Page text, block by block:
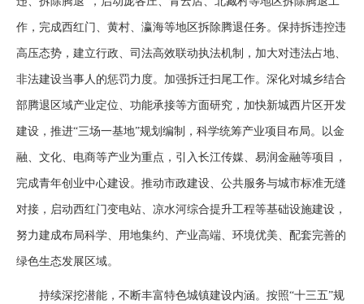
作，完成西红门、黄村、瀛海等地区拆除腾退任务。保持拆违控违
高压态势，建立行政、司法高效联动执法机制，加大对违法占地、
非法建设当事人的惩罚力度。加强拆迁扫尾工作。深化对城乡结合
部腾退区域产业定位、功能承接等方面研究，加快新城西片区开发
建设，推进“三场一基地”规划编制，科学统筹产业项目布局。以金
融、文化、电商等产业为重点，引入长江传媒、易润金融等项目，
完成青年创业中心建设。推动市政建设、公共服务与城市标准无缝
对接，启动西红门变电站、凉水河综合提升工程等基础设施建设，
努力建成布局科学、用地集约、产业高端、环境优美、配套完善的
绿色生态发展区域。
持续深挖潜能，不断丰富特色城镇建设内涵。按照“十三五”规